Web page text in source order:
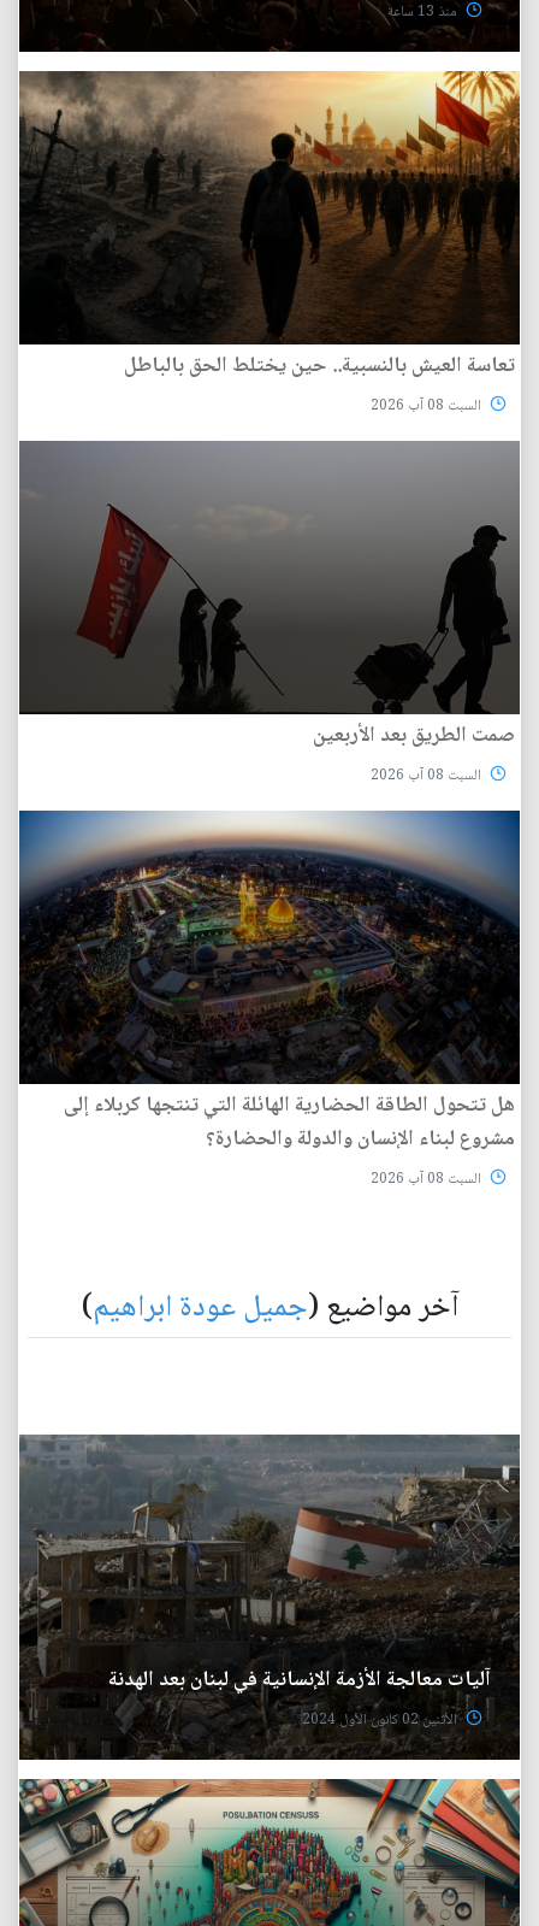
منذ 13 ساعة
تعاسة العيش بالنسبية.. حين يختلط الحق بالباطل
السبت 08 آب 2026
صمت الطريق بعد الأربعين
السبت 08 آب 2026
هل تتحول الطاقة الحضارية الهائلة التي تنتجها كربلاء إلى
مشروع لبناء الإنسان والدولة والحضارة؟
السبت 08 آب 2026
آخر مواضيع (جميل عودة ابراهيم)
آليات معالجة الأزمة الإنسانية في لبنان بعد الهدنة
الأثنين 02 كانون الأول 2024